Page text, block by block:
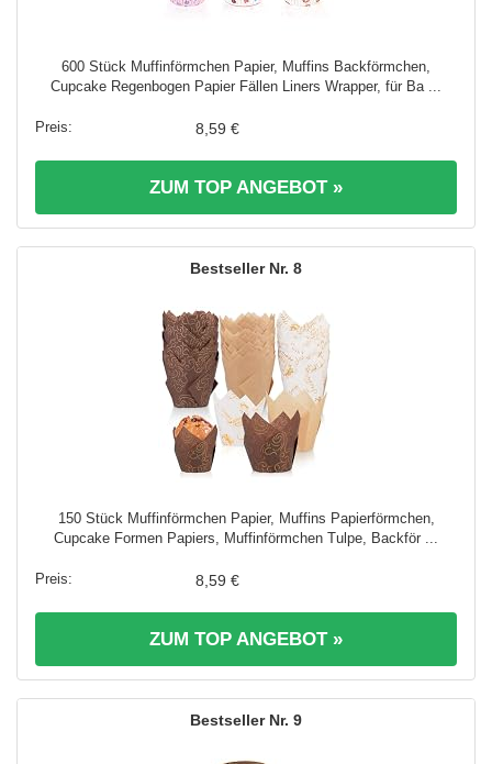
600 Stück Muffinförmchen Papier, Muffins Backförmchen,
Cupcake Regenbogen Papier Fällen Liners Wrapper, für Ba ...
8,59 €
ZUM TOP ANGEBOT »
8
150 Stück Muffinförmchen Papier, Muffins Papierförmchen,
Cupcake Formen Papiers, Muffinförmchen Tulpe, Backför ...
8,59 €
ZUM TOP ANGEBOT »
9